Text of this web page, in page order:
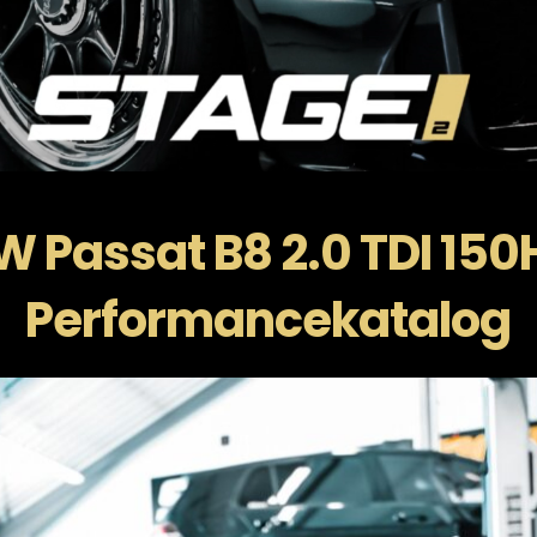
Passat B8 2.0 TDI
Performancekatalog